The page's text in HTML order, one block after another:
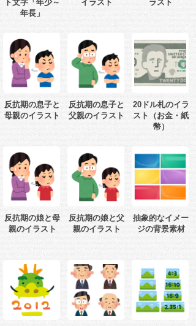
ト文字「年少～
年長」
イラスト
ラスト
反抗期の息子と
母親のイラスト
反抗期の息子と
父親のイラスト
20ドル札のイラ
スト（お金・紙
幣）
反抗期の娘と母
親のイラスト
反抗期の娘と父
親のイラスト
抽象的なイメー
ジの背景素材